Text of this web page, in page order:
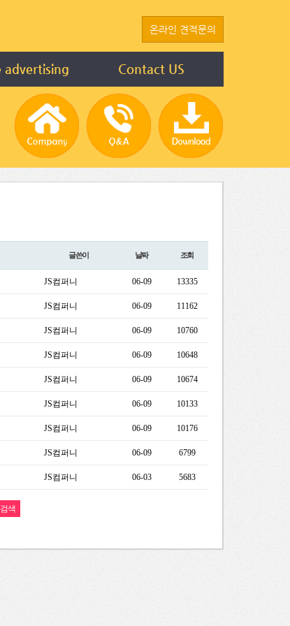
온라인 견적문의
advertising Contact US
글쓴이 날짜 조회
JS컴퍼니 06-09 13335
JS컴퍼니 06-09 11162
JS컴퍼니 06-09 10760
JS컴퍼니 06-09 10648
JS컴퍼니 06-09 10674
JS컴퍼니 06-09 10133
JS컴퍼니 06-09 10176
JS컴퍼니 06-09 6799
JS컴퍼니 06-03 5683